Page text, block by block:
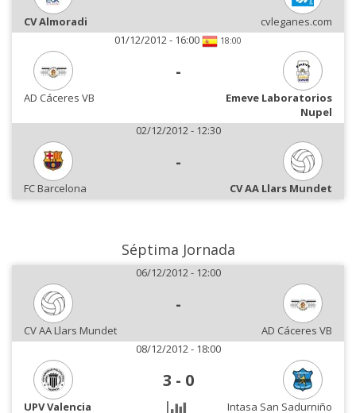
CV Almoradi
cvleganes.com
01/12/2012 - 16:00
18:00
-
AD Cáceres VB
Emeve Laboratorios
Nupel
02/12/2012 - 12:30
-
FC Barcelona CV AA Llars Mundet
Séptima Jornada
06/12/2012 - 12:00
-
CV AA Llars Mundet
AD Cáceres VB
08/12/2012 - 18:00
3 - 0
UPV Valencia
Intasa San Sadurniño